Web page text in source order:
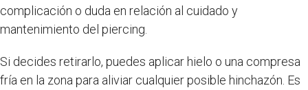
complicación o duda en relación al cuidado y
mantenimiento del piercing.
Si decides retirarlo, puedes aplicar hielo o una compresa
fría en la zona para aliviar cualquier posible hinchazón. Es